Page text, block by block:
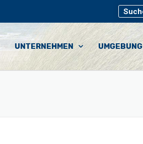
UNTERNEHMEN UMGEBUNG